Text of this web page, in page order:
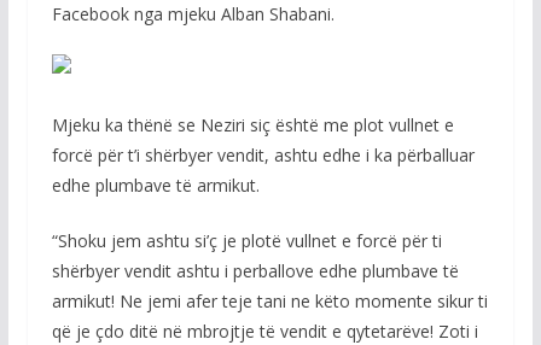
Facebook nga mjeku Alban Shabani.
Mjeku ka thënë se Neziri siç është me plot vullnet e
forcë për t’i shërbyer vendit, ashtu edhe i ka përballuar
edhe plumbave të armikut.
“Shoku jem ashtu si’ç je plotë vullnet e forcë për ti
shërbyer vendit ashtu i perballove edhe plumbave të
armikut! Ne jemi afer teje tani ne këto momente sikur ti
që je çdo ditë në mbrojtje të vendit e qytetarëve! Zoti i